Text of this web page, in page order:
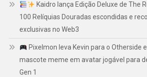
Kaidro lança Edição Deluxe de The
100 Relíquias Douradas escondidas e
exclusivas no Web3
Pixelmon leva Kevin para o Otherside
mascote meme em avatar jogável para
Gen 1